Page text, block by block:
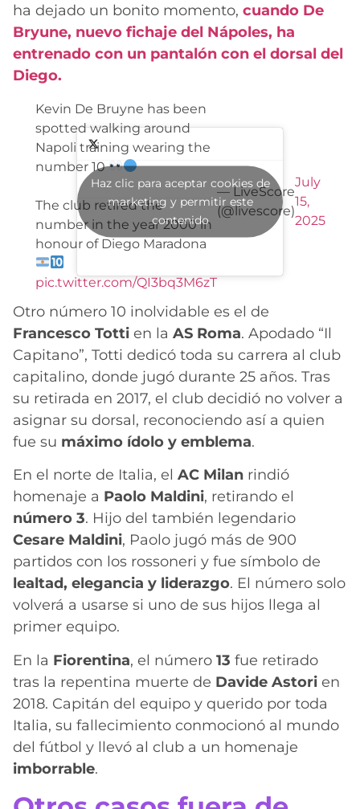
ha dejado un bonito momento, cuando De
Bryune, nuevo fichaje del Nápoles, ha
entrenado con un pantalón con el dorsal del
Diego.
Kevin De Bruyne has been
spotted walking around
Napoli training wearing the
number 10
The club retired the
number in the year 2000 in
honour of Diego Maradona
pic.twitter.com/QI3bq3M6zT
— LiveScore
(@livescore)
July
15,
2025
Haz clic para aceptar cookies de
marketing y permitir este
contenido
Otro número 10 inolvidable es el de
Francesco Totti en la AS Roma. Apodado “Il
Capitano”, Totti dedicó toda su carrera al club
capitalino, donde jugó durante 25 años. Tras
su retirada en 2017, el club decidió no volver a
asignar su dorsal, reconociendo así a quien
fue su máximo ídolo y emblema.
En el norte de Italia, el AC Milan rindió
homenaje a Paolo Maldini, retirando el
número 3. Hijo del también legendario
Cesare Maldini, Paolo jugó más de 900
partidos con los rossoneri y fue símbolo de
lealtad, elegancia y liderazgo. El número solo
volverá a usarse si uno de sus hijos llega al
primer equipo.
En la Fiorentina, el número 13 fue retirado
tras la repentina muerte de Davide Astori en
2018. Capitán del equipo y querido por toda
Italia, su fallecimiento conmocionó al mundo
del fútbol y llevó al club a un homenaje
imborrable.